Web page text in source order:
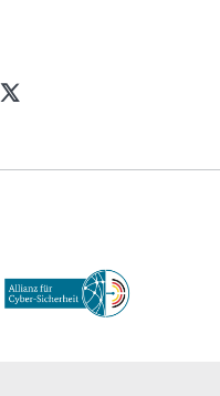
twitter